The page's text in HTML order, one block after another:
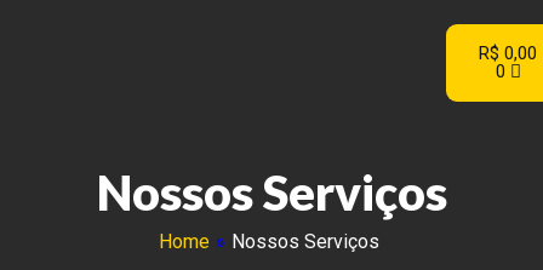
R$ 0,00
0
Nossos Serviços
Home » Nossos Serviços